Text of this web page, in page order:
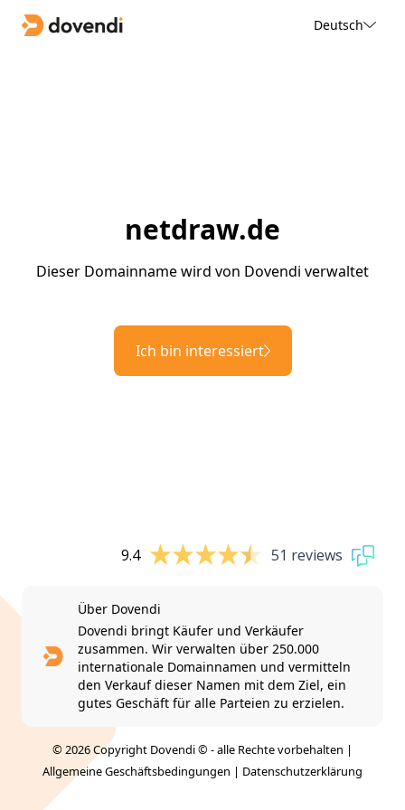
Deutsch
netdraw.de
Dieser Domainname wird von Dovendi verwaltet
Ich bin interessiert
9.4 51 reviews
Über Dovendi
Dovendi bringt Käufer und Verkäufer
zusammen. Wir verwalten über 250.000
internationale Domainnamen und vermitteln
den Verkauf dieser Namen mit dem Ziel, ein
gutes Geschäft für alle Parteien zu erzielen.
© 2026 Copyright Dovendi © - alle Rechte vorbehalten |
Allgemeine Geschäftsbedingungen | Datenschutzerklärung